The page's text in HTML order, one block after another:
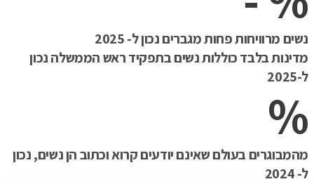
מרוויחות פחות מגברים נכון ל- 2025
בלבד כוללות נשים בתפקיד ראש הממשלה נכון
בעולם שאינם יודעים קרוא וכתוב הן נשים, נכון